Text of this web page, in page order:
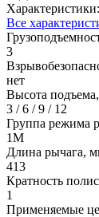
Характеристики:
Все
3
нет
Высота
3 / 6 / 9 / 12
Группа режима
1М
Длина рычага,
413
Кратность
1
Применяемые